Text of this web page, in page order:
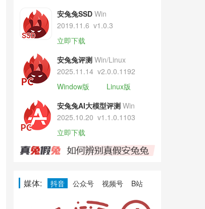
安兔兔SSD Win
2019.11.6 v1.0.3
立即下载
安兔兔评测 Win/Linux
2025.11.14 v2.0.0.1192
Window版
Linux版
安兔兔AI大模型评测 Win
2025.10.20 v1.1.0.1103
立即下载
媒体: 抖音 公众号 视频号 B站